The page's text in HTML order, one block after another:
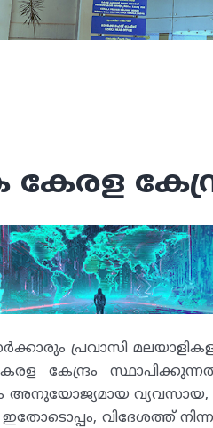
പ്രവാസി
കേന്ദ്രം
അനുയോജ്യമായ
ഇതോടൊപ്പം, വിദേശത്ത്